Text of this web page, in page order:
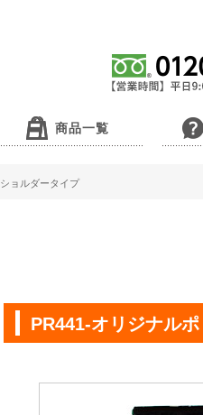
商品一覧
ョルダータイプ
PR441-オリジナル